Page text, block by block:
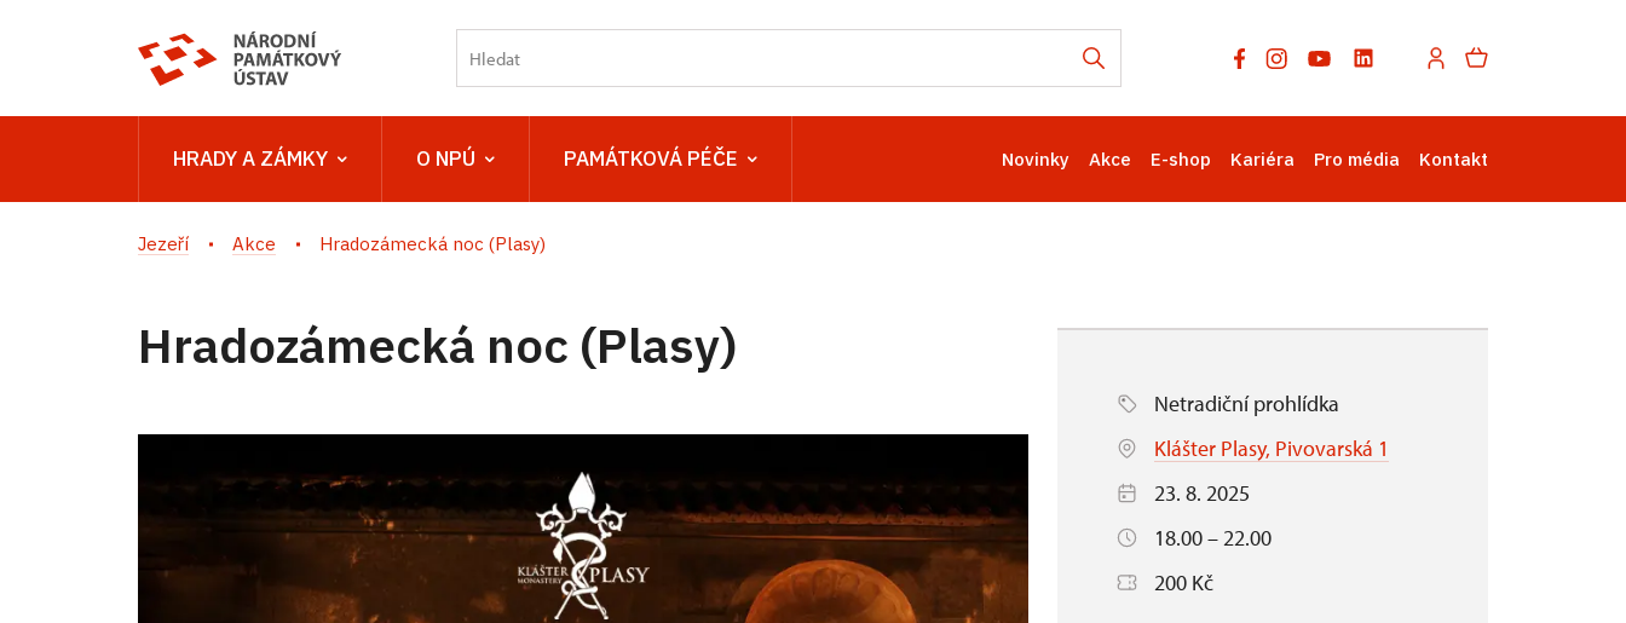
HRADY A ZÁMKY O NPÚ PAMÁTKOVÁ PÉČE Novinky Akce E-shop Kariéra Pro média Kontakt
Jezeří Akce Hradozámecká noc (Plasy)
Hradozámecká noc (Plasy)
Netradiční prohlídka
Klášter Plasy, Pivovarská 1
23. 8. 2025
18.00 – 22.00
200 Kč